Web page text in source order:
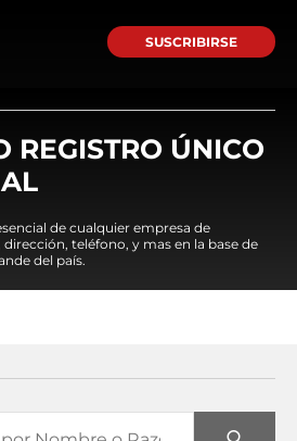
SUSCRIBIRSE
REGISTRO ÚNICO
de cualquier empresa de
teléfono, y mas en la base de
del país.